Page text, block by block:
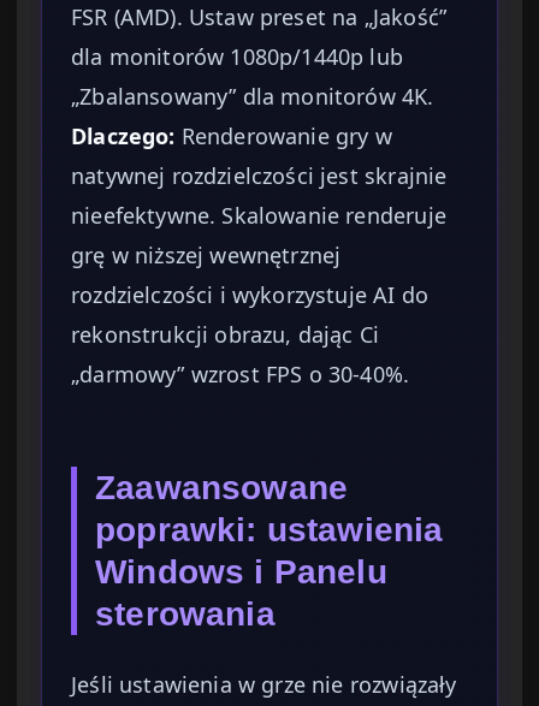
FSR (AMD). Ustaw preset na „Jakość”
dla monitorów 1080p/1440p lub
„Zbalansowany” dla monitorów 4K.
Dlaczego: Renderowanie gry w
natywnej rozdzielczości jest skrajnie
nieefektywne. Skalowanie renderuje
grę w niższej wewnętrznej
rozdzielczości i wykorzystuje AI do
rekonstrukcji obrazu, dając Ci
„darmowy” wzrost FPS o 30-40%.
Zaawansowane
poprawki: ustawienia
Windows i Panelu
sterowania
Jeśli ustawienia w grze nie rozwiązały